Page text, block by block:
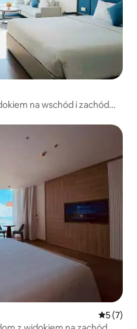
na wschód i zachód
Średnia
5 (7)